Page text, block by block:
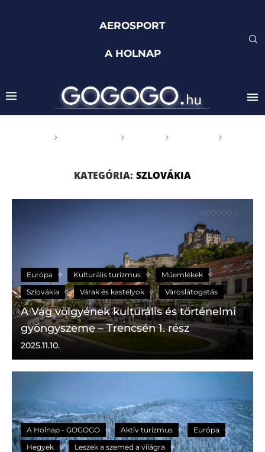
AEROSPORT
A HOLNAP
KATEGÓRIA: SZLOVÁKIA
Európa Kulturális turizmus
Műemlékek
Szlovákia
Várak és kastélyok Városlátogatás
A Vág völgyének kulturális és történelmi
gyöngyszeme – Trencsén 1. rész
2025.11.10.
A Holnap - GOGOGO Aktív turizmus
Európa
Hegyek
Leszek a szemed a világra